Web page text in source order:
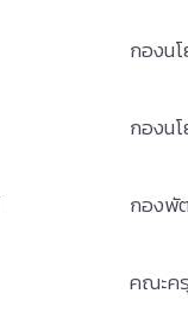
กองน
กองน
กองพั
คณะค